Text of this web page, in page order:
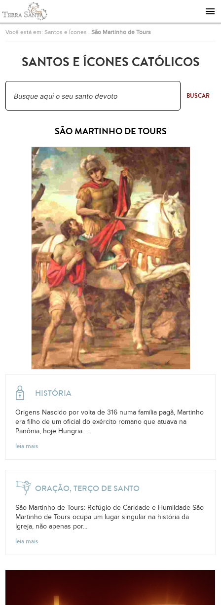
Ir para a página inicial
Você está em:Santos e Ícones .São Martinho de Tours
SANTOS E ÍCONES CATÓLICOS
BUSCAR
SÃO MARTINHO DE TOURS
HISTÓRIA
Origens Nascido por volta de 316 numa família pagã, Martinho
era filho de um oficial do exército romano que atuava na
Panônia, hoje Hungria....
leia mais
ORAÇÃO, TERÇO DE SANTO
São Martinho de Tours: Refúgio de Caridade e Humildade São
Martinho de Tours ocupa um lugar singular na história da
Igreja, não apenas por...
leia mais